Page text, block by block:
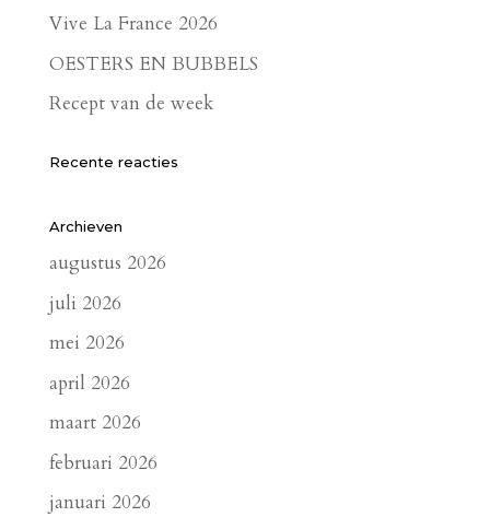
Vive La France 2026
OESTERS EN BUBBELS
Recept van de week
Recente reacties
Archieven
augustus 2026
juli 2026
mei 2026
april 2026
maart 2026
februari 2026
januari 2026